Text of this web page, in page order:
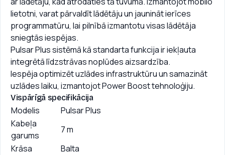
lietotni, varat pārvaldīt lādētāju un jaunināt ierīces
programmatūru, lai pilnībā izmantotu visas lādētāja
sniegtās iespējas.
Pulsar Plus sistēmā kā standarta funkcija ir iekļauta
integrētā līdzstrāvas noplūdes aizsardzība.
Iespēja optimizēt uzlādes infrastruktūru un samazināt
uzlādes laiku, izmantojot Power Boost tehnoloģiju.
Vispārīgā specifikācija
Modelis
Pulsar Plus
Kabeļa
garums
7 m
Krāsa
Balta